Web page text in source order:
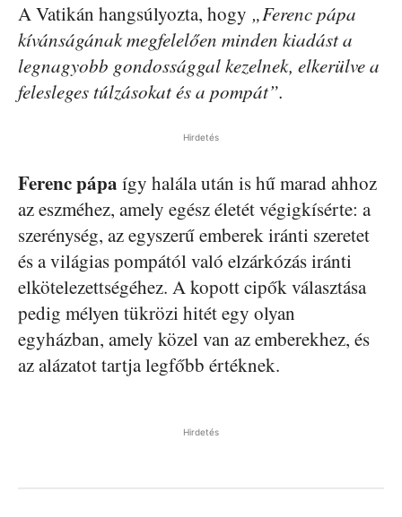
A Vatikán hangsúlyozta, hogy „Ferenc pápa
kívánságának megfelelően minden kiadást a
legnagyobb gondossággal kezelnek, elkerülve a
felesleges túlzásokat és a pompát”.
Hirdetés
Ferenc pápa így halála után is hű marad ahhoz
az eszméhez, amely egész életét végigkísérte: a
szerénység, az egyszerű emberek iránti szeretet
és a világias pompától való elzárkózás iránti
elkötelezettségéhez. A kopott cipők választása
pedig mélyen tükrözi hitét egy olyan
egyházban, amely közel van az emberekhez, és
az alázatot tartja legfőbb értéknek.
Hirdetés